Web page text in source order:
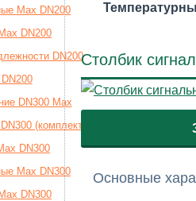
Max DN200
DN200
DN200
DN300 Max
(комплект)
DN300
Max DN300
DN300
Столбик
Основные